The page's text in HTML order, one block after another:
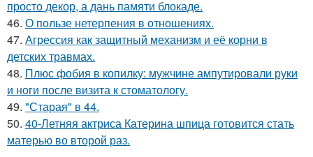
просто декор, а дань памяти блокаде.
46. О пользе нетерпения в отношениях.
47. Агрессия как защитный механизм и её корни в
детских травмах.
48. Плюс фобия в копилку: мужчине ампутировали руки
и ноги после визита к стоматологу.
49. "Старая" в 44.
50. 40-Летняя актриса Катерина шпица готовится стать
матерью во второй раз.